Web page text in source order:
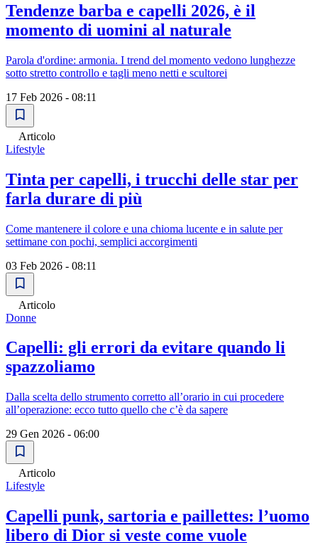
Tendenze barba e capelli 2026, è il
momento di uomini al naturale
Parola d'ordine: armonia. I trend del momento vedono lunghezze
sotto stretto controllo e tagli meno netti e scultorei
17 Feb 2026 - 08:11
Articolo
Lifestyle
Tinta per capelli, i trucchi delle star per
farla durare di più
Come mantenere il colore e una chioma lucente e in salute per
settimane con pochi, semplici accorgimenti
03 Feb 2026 - 08:11
Articolo
Donne
Capelli: gli errori da evitare quando li
spazzoliamo
Dalla scelta dello strumento corretto all’orario in cui procedere
all’operazione: ecco tutto quello che c’è da sapere
29 Gen 2026 - 06:00
Articolo
Lifestyle
Capelli punk, sartoria e paillettes: l’uomo
libero di Dior si veste come vuole